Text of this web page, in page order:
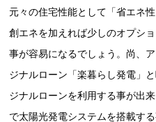
元々の住宅性能として「省エネ
創エネを加えれば少しのオプシ
事が容易になるでしょう。尚、
ジナルローン「楽暮らし発電」
ジナルローンを利用する事が出
で太陽光発電システムを搭載す